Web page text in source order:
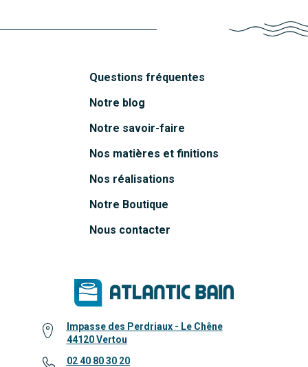
Questions fréquentes
Notre blog
Notre savoir-faire
Nos matières et finitions
Nos réalisations
Notre Boutique
Nous contacter
Impasse des Perdriaux - Le Chêne
44120 Vertou
02 40 80 30 20